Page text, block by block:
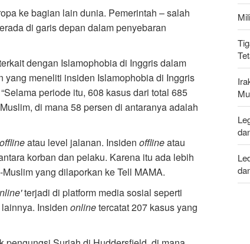
ke bagian lain dunia. Pemerintah – salah
di garis depan dalam penyebaran
dengan Islamophobia di Inggris dalam
yang meneliti insiden Islamophobia di Inggris
periode itu, 608 kasus dari total 685
di mana 58 persen di antaranya adalah
offlineatau level jalanan. Insiden offlineatau
korban dan pelaku. Karena itu ada lebih
yang dilaporkan ke Tell MAMA.
terjadi di platform media sosial seperti
Insiden onlinetercatat 207 kasus yang